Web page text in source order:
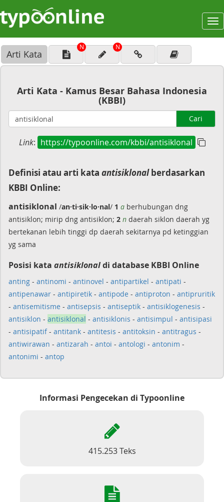
Arti Kata
N N
Arti Kata - Kamus Besar Bahasa Indonesia
(KBBI)
Cari
Link: https://typoonline.com/kbbi/antisiklonal
Definisi atau arti kata antisiklonalberdasarkan
KBBI Online:
antisiklonal /an·ti·sik·lo·nal/ 1 a berhubungan dng
antisiklon; mirip dng antisiklon; 2 n daerah siklon daerah yg
bertekanan lebih tinggi dp daerah sekitarnya pd ketinggian
yg sama
Posisi kata antisiklonaldi database KBBI Online
anting - antinomi - antinovel - antipartikel - antipati -
antipenawar - antipiretik - antipode - antiproton - antipruritik
- antisemitisme - antisepsis - antiseptik - antisiklogenesis -
antisiklon - antisiklonal - antisiklonis - antisimpul - antisipasi
- antisipatif- antitank - antitesis - antitoksin - antitragus -
antiwirawan - antizarah - antoi - antologi - antonim -
antonimi - antop
Informasi Pengecekan di Typoonline
415.253 Teks